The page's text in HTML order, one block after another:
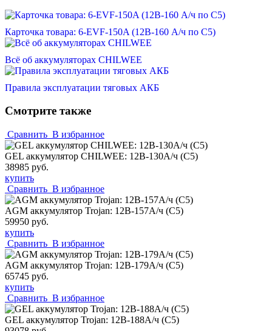
Карточка товара: 6-EVF-150A (12В-160 А/ч по С5)
Всё об аккумуляторах CHILWEE
Правила эксплуатации тяговых АКБ
Смотрите также
Сравнить В избранное
GEL аккумулятор CHILWEE: 12В-130А/ч (С5)
38985 руб.
купить
Сравнить В избранное
AGM аккумулятор Trojan: 12В-157А/ч (С5)
59950 руб.
купить
Сравнить В избранное
AGM аккумулятор Trojan: 12В-179А/ч (С5)
65745 руб.
купить
Сравнить В избранное
GEL аккумулятор Trojan: 12В-188А/ч (С5)